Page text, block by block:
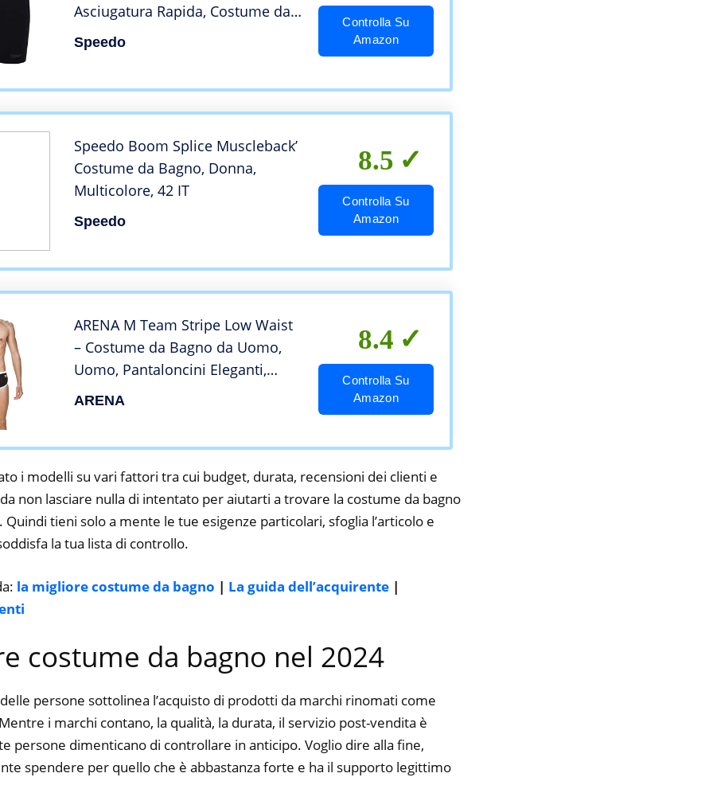
Asciugatura Rapida, Costume da
Bagno, Colore Nero, Taglia 46
Speedo
Controlla Su
Amazon
Speedo Boom Splice Muscleback’
Costume da Bagno, Donna,
Multicolore, 42 IT
Speedo
8.5
Controlla Su
Amazon
ARENA M Team Stripe Low Waist
– Costume da Bagno da Uomo,
Uomo, Pantaloncini Eleganti,
001280, Nero/Bianco, FR : Taille
ARENA
8.4
Controlla Su
Amazon
i modelli su vari fattori tra cui budget, durata, recensioni dei clienti e
non lasciare nulla di intentato per aiutarti a trovare la costume da bagno
Quindi tieni solo a mente le tue esigenze particolari, sfoglia l’articolo e
la tua lista di controllo.
la migliore costume da bagno | La guida dell’acquirente |
costume da bagno nel 2024
persone sottolinea l’acquisto di prodotti da marchi rinomati come
i marchi contano, la qualità, la durata, il servizio post-vendita è
persone dimenticano di controllare in anticipo. Voglio dire alla fine,
spendere per quello che è abbastanza forte e ha il supporto legittimo